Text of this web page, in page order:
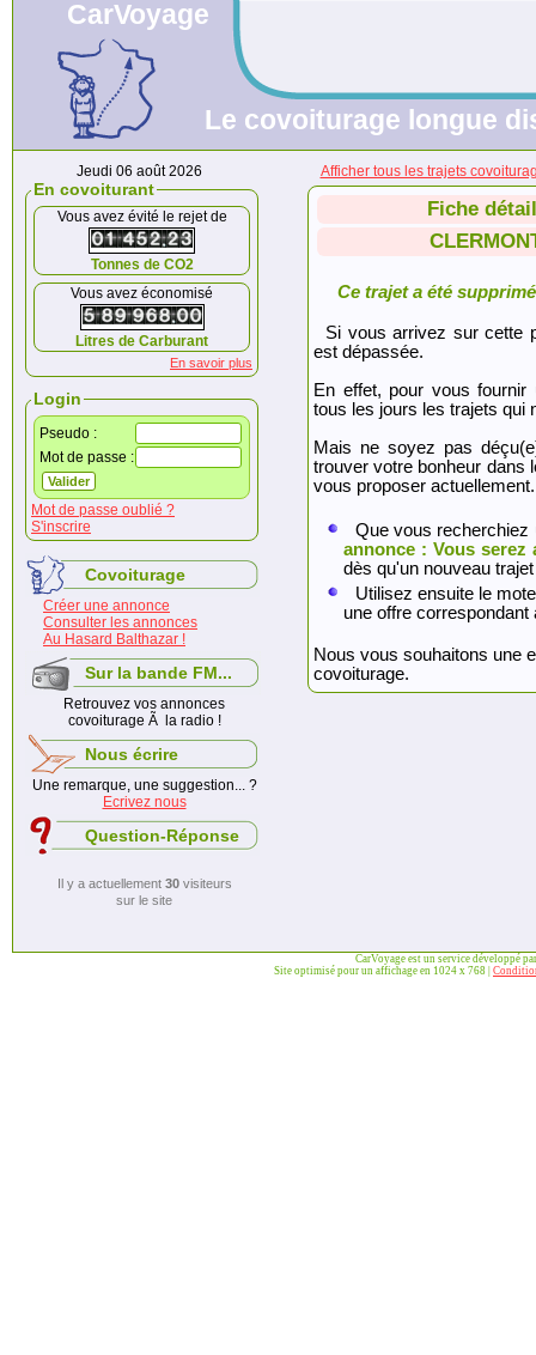
CarVoyage
Le covoiturage longue
Jeudi 06 août 2026
En covoiturant
Vous avez évité le rejet de
Tonnes de CO2
Vous avez économisé
Litres de Carburant
En savoir plus
Login
Pseudo :
Mot de passe :
Mot de passe oublié ?
S'inscrire
Covoiturage
Créer une annonce
Consulter les annonces
Au Hasard Balthazar !
Sur la bande FM...
Retrouvez vos annonces
covoiturage Ã la radio !
Nous écrire
Une remarque, une suggestion... ?
Ecrivez nous
Question-Réponse
Il y a actuellement 30visiteurs
sur le site
Afficher tous les trajets
Fiche
Ce trajet a été
Si vous arrivez sur cette
est dépassée.
En effet, pour vous fournir
tous les jours les trajets qui
Mais ne soyez pas
trouver votre bonheur dans
vous proposer actuellement.
Que vous
annonce : Vous serez
dès qu'un nouveau
Utilisez ensuite le
une offre
Nous vous souhaitons une
covoiturage.
CarVoyage est un service développé
Site optimisé pour un affichage en 1024 x 768 |